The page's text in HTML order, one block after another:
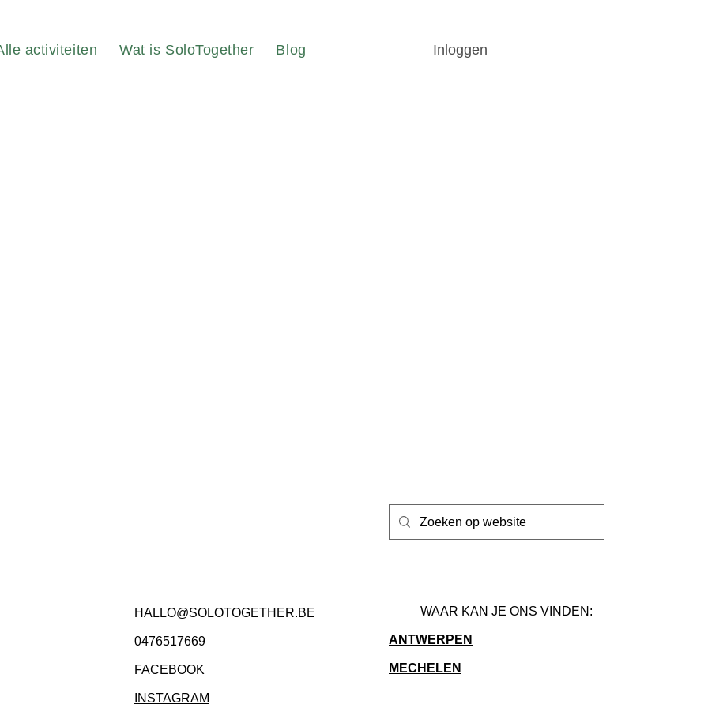
activiteiten Wat is SoloTogether Blog Inloggen
HALLO@SOLOTOGETHER.BE
0476517669
FACEBOOK
INSTAGRAM
WAAR KAN JE ONS VINDEN:
ANTWERPEN
MECHELEN